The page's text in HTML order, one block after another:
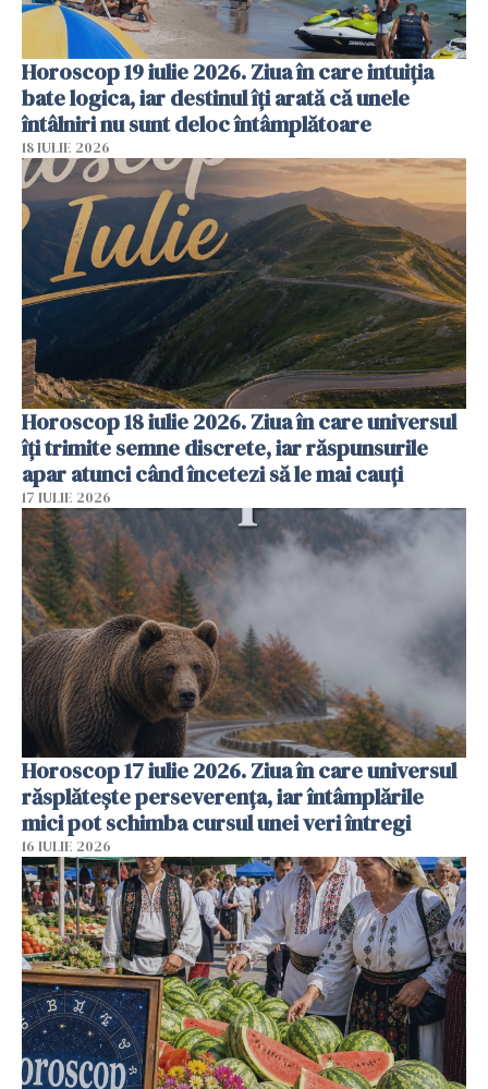
Horoscop 19 iulie 2026. Ziua în care intuiția
bate logica, iar destinul îți arată că unele
întâlniri nu sunt deloc întâmplătoare
18 IULIE 2026
Horoscop 18 iulie 2026. Ziua în care universul
îți trimite semne discrete, iar răspunsurile
apar atunci când încetezi să le mai cauți
17 IULIE 2026
Horoscop 17 iulie 2026. Ziua în care universul
răsplătește perseverența, iar întâmplările
mici pot schimba cursul unei veri întregi
16 IULIE 2026